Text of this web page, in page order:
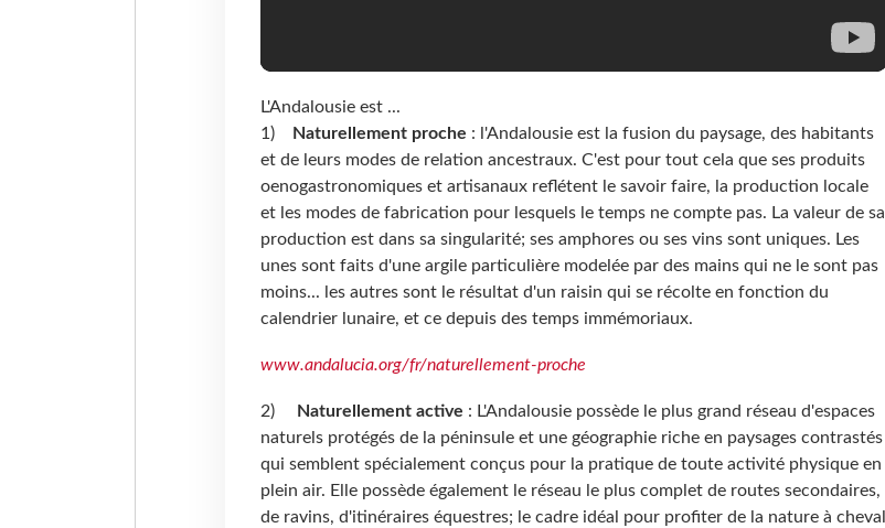
L'Andalousie est ...
1)
Naturellement proche : l'Andalousie est la fusion du paysage, des habitants
et de leurs modes de relation ancestraux. C'est pour tout cela que ses produits
oenogastronomiques et artisanaux reflétent le savoir faire, la production locale
et les modes de fabrication pour lesquels le temps ne compte pas. La valeur de sa
production est dans sa singularité; ses amphores ou ses vins sont uniques. Les
unes sont faits d'une argile particulière modelée par des mains qui ne le sont pas
moins... les autres sont le résultat d'un raisin qui se récolte en fonction du
calendrier lunaire, et ce depuis des temps immémoriaux.
www.andalucia.org/fr/naturellement-proche
2) Naturellement active : L'Andalousie possède le plus grand réseau d'espaces
naturels protégés de la péninsule et une géographie riche en paysages contrastés
qui semblent spécialement conçus pour la pratique de toute activité physique en
plein air. Elle possède également le réseau le plus complet de routes secondaires,
de ravins, d'itinéraires équestres; le cadre idéal pour profiter de la nature à cheval